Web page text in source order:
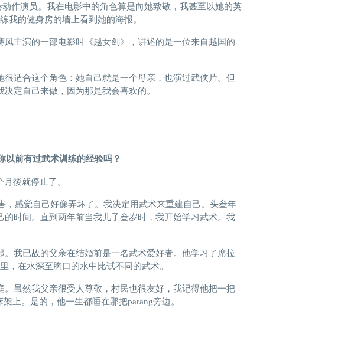
作演员。我在电影中的角色算是向她致敬，我甚至以她的英
我的健身房的墙上看到她的海报。
主演的一部电影叫《越女剑》，讲述的是一位来自越国的
适合这个角色：她自己就是一个母亲，也演过武侠片。但
定自己来做，因为那是我会喜欢的。
以前有过武术训练的经验吗？
後就停止了。
，感觉自己好像弄坏了。我决定用武术来重建自己。头叁年
时间。直到两年前当我儿子叁岁时，我开始学习武术。我
我已故的父亲在结婚前是一名武术爱好者。他学习了席拉
，在水深至胸口的水中比试不同的武术。
虽然我父亲很受人尊敬，村民也很友好，我记得他把一把
上。是的，他一生都睡在那把parang旁边。